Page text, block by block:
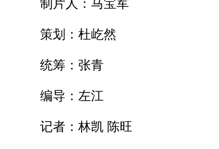
制片人：马宝军
策划：杜屹然
统筹：张青
编导：左江
记者：林凯 陈旺